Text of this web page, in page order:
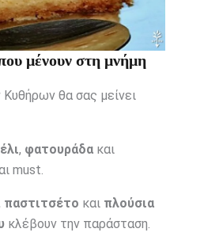
μένουν στη μνήμη
θα σας μείνει
, φατουράδακαι
must.
παστιτσέτο και πλούσια
κλέβουν την παράσταση.